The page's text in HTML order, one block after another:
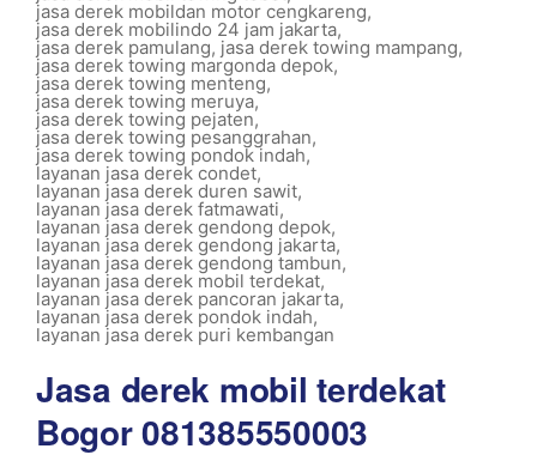
jasa derek mobildan motor cengkareng,
jasa derek mobilindo 24 jam jakarta,
jasa derek pamulang, jasa derek towing mampang,
jasa derek towing margonda depok,
jasa derek towing menteng,
jasa derek towing meruya,
jasa derek towing pejaten,
jasa derek towing pesanggrahan,
jasa derek towing pondok indah,
layanan jasa derek condet,
layanan jasa derek duren sawit,
layanan jasa derek fatmawati,
layanan jasa derek gendong depok,
layanan jasa derek gendong jakarta,
layanan jasa derek gendong tambun,
layanan jasa derek mobil terdekat,
layanan jasa derek pancoran jakarta,
layanan jasa derek pondok indah,
layanan jasa derek puri kembangan
Jasa derek mobil terdekat
Bogor 081385550003